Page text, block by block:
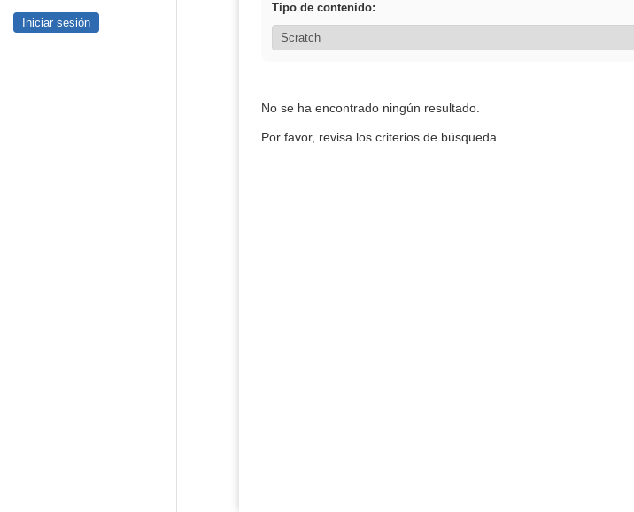
Iniciar sesión
Tipo de contenido:
No se ha encontrado ningún resultado.
Por favor, revisa los criterios de búsqueda.